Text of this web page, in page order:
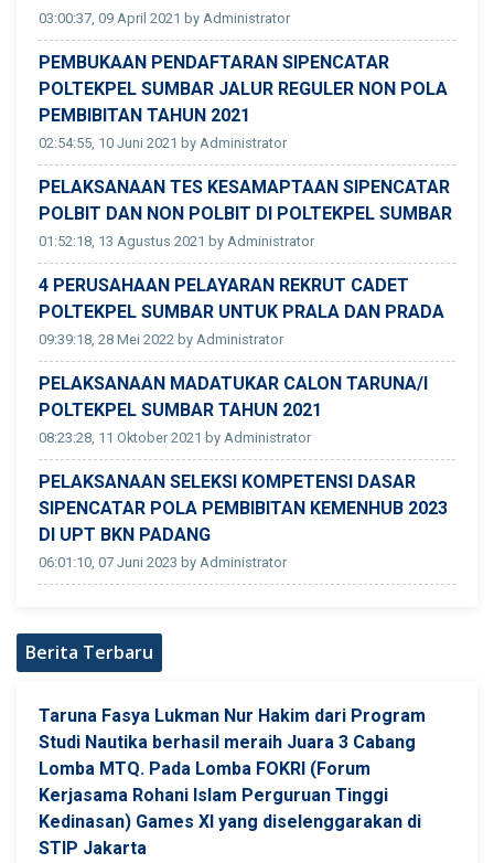
03:00:37, 09 April 2021 by Administrator
PEMBUKAAN PENDAFTARAN SIPENCATAR
POLTEKPEL SUMBAR JALUR REGULER NON POLA
PEMBIBITAN TAHUN 2021
02:54:55, 10 Juni 2021 by Administrator
PELAKSANAAN TES KESAMAPTAAN SIPENCATAR
POLBIT DAN NON POLBIT DI POLTEKPEL SUMBAR
01:52:18, 13 Agustus 2021 by Administrator
4 PERUSAHAAN PELAYARAN REKRUT CADET
POLTEKPEL SUMBAR UNTUK PRALA DAN PRADA
09:39:18, 28 Mei 2022 by Administrator
PELAKSANAAN MADATUKAR CALON TARUNA/I
POLTEKPEL SUMBAR TAHUN 2021
08:23:28, 11 Oktober 2021 by Administrator
PELAKSANAAN SELEKSI KOMPETENSI DASAR
SIPENCATAR POLA PEMBIBITAN KEMENHUB 2023
DI UPT BKN PADANG
06:01:10, 07 Juni 2023 by Administrator
Berita Terbaru
Taruna Fasya Lukman Nur Hakim dari Program
Studi Nautika berhasil meraih Juara 3 Cabang
Lomba MTQ. Pada Lomba FOKRI (Forum
Kerjasama Rohani Islam Perguruan Tinggi
Kedinasan) Games XI yang diselenggarakan di
STIP Jakarta